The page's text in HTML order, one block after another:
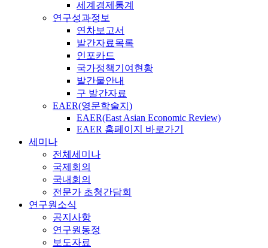
세계경제통계
연구성과정보
연차보고서
발간자료목록
인포카드
국가정책기여현황
발간물안내
구 발간자료
EAER(영문학술지)
EAER(East Asian Economic Review)
EAER 홈페이지 바로가기
세미나
전체세미나
국제회의
국내회의
전문가 초청간담회
연구원소식
공지사항
연구원동정
보도자료